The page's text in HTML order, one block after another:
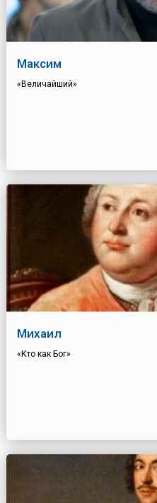
Максим
«Величайший»
Михаил
«Кто как Бог»